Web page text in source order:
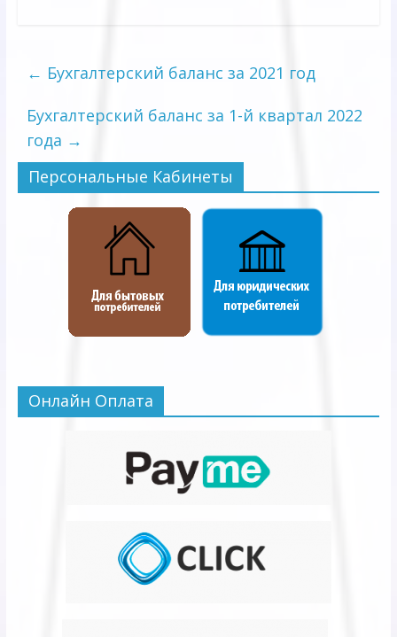
← Бухгалтерский баланс за 2021 год
Бухгалтерский баланс за 1-й квартал 2022
года →
Персональные Кабинеты
Онлайн Оплата